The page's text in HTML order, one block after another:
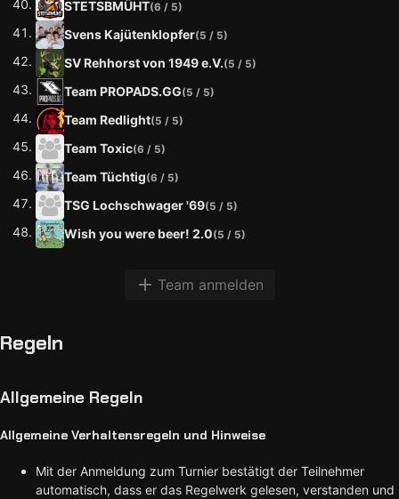
STETSBMÜHT(6 / 5)
Svens Kajütenklopfer(5 / 5)
SV Rehhorst von 1949 e.V.(5 / 5)
Team PROPADS.GG(5 / 5)
Team Redlight(5 / 5)
Team Toxic(6 / 5)
Team Tüchtig(6 / 5)
TSG Lochschwager '69(5 / 5)
Wish you were beer! 2.0(5 / 5)
Team anmelden
Regeln
Allgemeine Regeln
Allgemeine Verhaltensregeln und Hinweise
Mit der Anmeldung zum Turnier bestätigt der Teilnehmer
automatisch, dass er das Regelwerk gelesen, verstanden und